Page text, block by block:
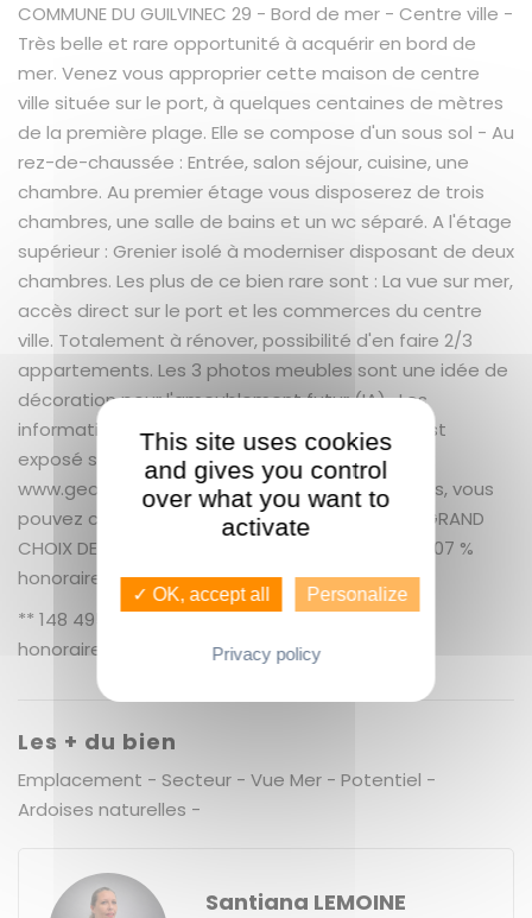
COMMUNE DU GUILVINEC 29 - Bord de mer - Centre ville -
Très belle et rare opportunité à acquérir en bord de
mer. Venez vous approprier cette maison de centre
ville située sur le port, à quelques centaines de mètres
de la première plage. Elle se compose d'un sous sol - Au
rez-de-chaussée : Entrée, salon séjour, cuisine, une
chambre. Au premier étage vous disposerez de trois
chambres, une salle de bains et un wc séparé. A l'étage
supérieur : Grenier isolé à moderniser disposant de deux
chambres. Les plus de ce bien rare sont : La vue sur mer,
accès direct sur le port et les commerces du centre
ville. Totalement à rénover, possibilité d'en faire 2/3
appartements. Les 3 photos meubles sont une idée de
décoration pour l'ameublement futur (IA) . Les
informations sur les risques auxquels ce bien est
exposé sont disponibles sur le site Géorisques :
www.georisques.gouv.fr Pour plus d'informations, vous
pouvez contacter: GUENNO IMMOBILIER LE PLUS GRAND
CHOIX DE BIENS SUR RENNES ET SA PERIPHERIE. + 6.07 %
honoraires de négociation TTC.
** 148 495 € honoraires inclus | 140 000 € hors
honoraires
Nos honoraires
Les + du bien
Emplacement - Secteur - Vue Mer - Potentiel -
Ardoises naturelles -
Santiana LEMOINE
This site uses cookies
and gives you control
over what you want to
activate
✓ OK, accept all Personalize
Privacy policy